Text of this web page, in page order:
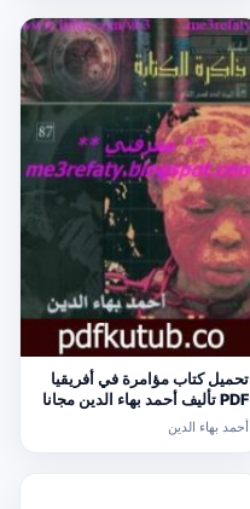
تحميل كتاب مؤامرة في أفريقيا
PDF تأليف أحمد بهاء الدين مجانا
[كامل]
أحمد بهاء الدين